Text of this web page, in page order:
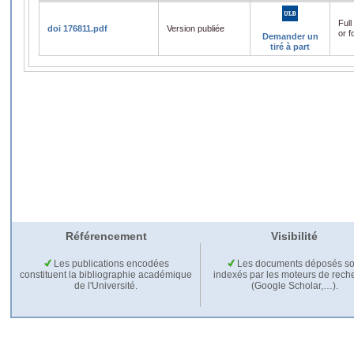
doi 176811.pdf
Version publiée
Demander un
tiré à part
or
Référencement Visibilité
Les publications encodées
constituent la bibliographie académique
de l'Université.
Les documents déposés
indexés par les moteurs de
(Google Scholar,…).